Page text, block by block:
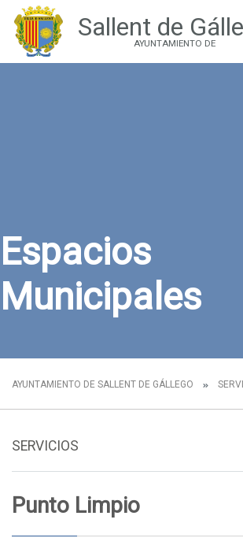
Sallent de
AYUNTAMIENTO DE
Espacios
Municipales
AYUNTAMIENTO DE SALLENT DE GÁLLEGO
SERVICIOS
Punto Limpio